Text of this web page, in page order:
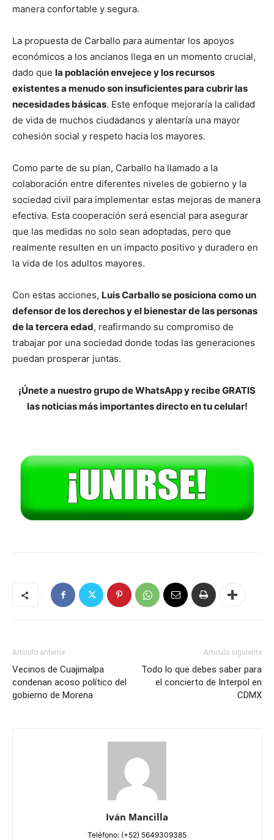
manera confortable y segura.
La propuesta de Carballo para aumentar los apoyos
económicos a los ancianos llega en un momento crucial,
dado que la población envejece y los recursos
existentes a menudo son insuficientes para cubrir las
necesidades básicas. Este enfoque mejoraría la calidad
de vida de muchos ciudadanos y alentaría una mayor
cohesión social y respeto hacia los mayores.
Como parte de su plan, Carballo ha llamado a la
colaboración entre diferentes niveles de gobierno y la
sociedad civil para implementar estas mejoras de manera
efectiva. Esta cooperación será esencial para asegurar
que las medidas no solo sean adoptadas, pero que
realmente resulten en un impacto positivo y duradero en
la vida de los adultos mayores.
Con estas acciones, Luis Carballo se posiciona como un
defensor de los derechos y el bienestar de las personas
de la tercera edad, reafirmando su compromiso de
trabajar por una sociedad donde todas las generaciones
puedan prosperar juntas.
¡Únete a nuestro grupo de WhatsApp y recibe GRATIS
las noticias más importantes directo en tu celular!
Artículo anterior
Vecinos de Cuajimalpa
condenan acoso político del
gobierno de Morena
Artículo siguiente
Todo lo que debes saber para
el concierto de Interpol en
CDMX
Iván Mancilla
Teléfono: (+52) 5649309385